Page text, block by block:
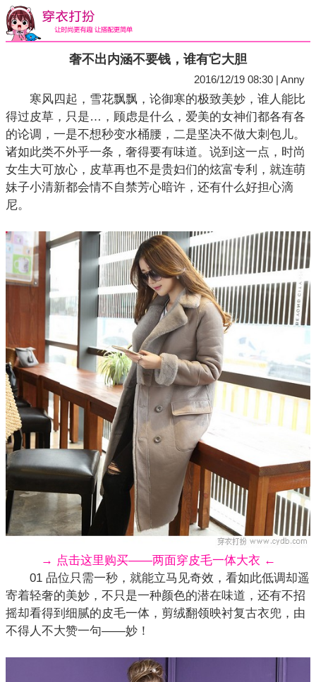
奢不出内涵不要钱，谁有它大胆
2016/12/19 08:30 | Anny
寒风四起，雪花飘飘，论御寒的极致美妙，谁人能比
得过皮草，只是…，顾虑是什么，爱美的女神们都各有各
的论调，一是不想秒变水桶腰，二是坚决不做大刺包儿。
诸如此类不外乎一条，奢得要有味道。说到这一点，时尚
女生大可放心，皮草再也不是贵妇们的炫富专利，就连萌
妹子小清新都会情不自禁芳心暗许，还有什么好担心滴
尼。
→ 点击这里购买——两面穿皮毛一体大衣 ←
01 品位只需一秒，就能立马见奇效，看如此低调却遥
寄着轻奢的美妙，不只是一种颜色的潜在味道，还有不招
摇却看得到细腻的皮毛一体，剪绒翻领映衬复古衣兜，由
不得人不大赞一句——妙！